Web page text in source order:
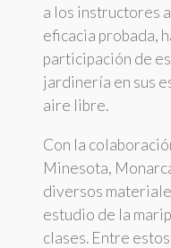
a los instructores
eficacia probada,
participación de
jardinería en sus
aire libre.
Con la
Minesota,
diversos
estudio de la
clases. Entre